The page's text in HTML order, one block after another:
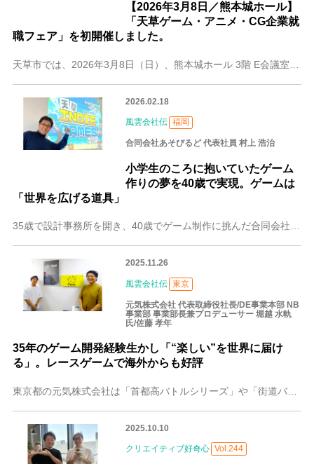
【2026年3月8日／熊本城ホール】
「天草ゲーム・アニメ・CG企業就
職フェア」を初開催しました。
2026.02.18
風雲会社伝 福岡
合同会社あそびるど 代表社員 村上 浩治
小学生のころに抱いていたゲーム
作りの夢を40歳で実現。ゲームは
「世界を広げる道具」
35歳で設計事務所を開き、40歳でゲーム制作に挑んだ合同会社あそびるどの代表、村上 浩治（むらかみ こうじ）さん。独学で作った作品が海外でヒットし、地方からでも
2025.11.26
風雲会社伝 東京
元気株式会社 代表取締役社長/DE事業本部 NB
事業部 事業部長兼プロデューサー 堀越 水軌
氏/佐藤 孝年
35年のゲーム開発経験生かし「“楽しい”を世界に届け
る」。レースゲームで海外からも好評
東京都の元気株式会社は「首都高バトルシリーズ」や「街道バトルシリーズ」などのレーシングゲームを中心としたゲーム開発を行っています。“楽しい”を世界に届けるビジョ
2025.10.10
クリエイティブ好奇心 Vol.244